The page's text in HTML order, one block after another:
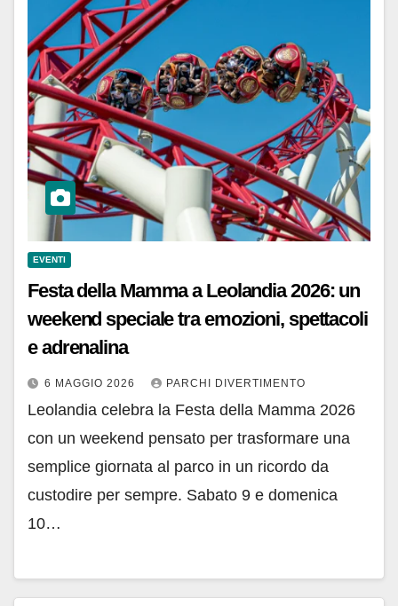
EVENTI
Festa della Mamma a Leolandia 2026: un
weekend speciale tra emozioni, spettacoli
e adrenalina
6 MAGGIO 2026 PARCHI DIVERTIMENTO
Leolandia celebra la Festa della Mamma 2026
con un weekend pensato per trasformare una
semplice giornata al parco in un ricordo da
custodire per sempre. Sabato 9 e domenica
10…